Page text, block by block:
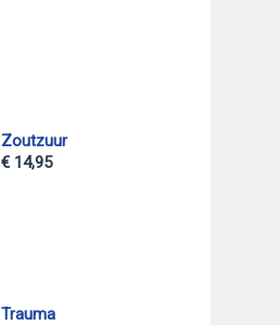
Zoutzuur
€ 14,95
Trauma